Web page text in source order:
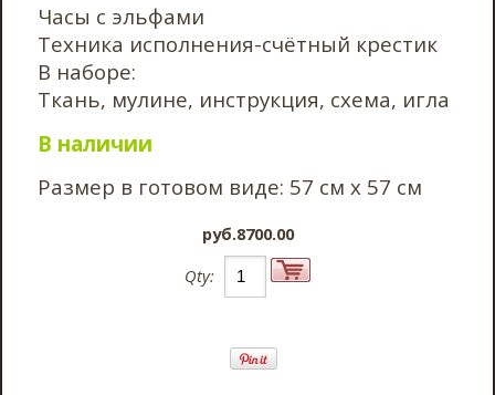
Часы с эльфами
Техника исполнения-счётный крестик
В наборе:
Ткань, мулине, инструкция, схема, игла
В наличии
Размер в готовом виде: 57 см х 57 см
pyб.8700.00
Qty: